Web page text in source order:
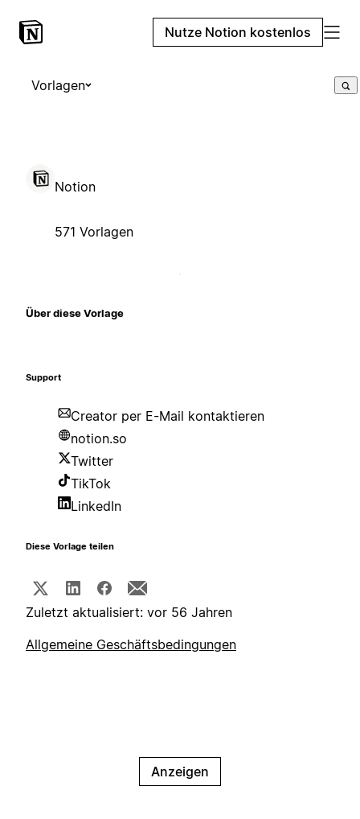
Nutze Notion kostenlos
Vorlagen
Notion
571 Vorlagen
Über diese Vorlage
Support
Creator per E-Mail kontaktieren
notion.so
Twitter
TikTok
LinkedIn
Diese Vorlage teilen
Zuletzt aktualisiert: vor 56 Jahren
Allgemeine Geschäftsbedingungen
Anzeigen